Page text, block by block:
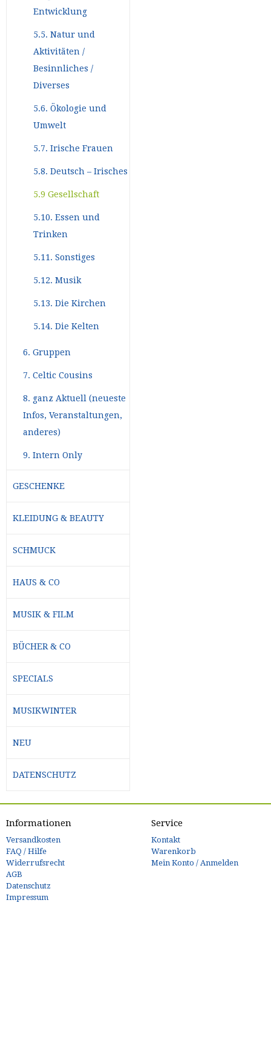
Entwicklung
5.5. Natur und
Aktivitäten /
Besinnliches /
Diverses
5.6. Ökologie und
Umwelt
5.7. Irische Frauen
5.8. Deutsch – Irisches
5.9 Gesellschaft
5.10. Essen und
Trinken
5.11. Sonstiges
5.12. Musik
5.13. Die Kirchen
5.14. Die Kelten
6. Gruppen
7. Celtic Cousins
8. ganz Aktuell (neueste
Infos, Veranstaltungen,
anderes)
9. Intern Only
GESCHENKE
KLEIDUNG & BEAUTY
SCHMUCK
HAUS & CO
MUSIK & FILM
BÜCHER & CO
SPECIALS
MUSIKWINTER
NEU
DATENSCHUTZ
Informationen
Versandkosten
FAQ / Hilfe
Widerrufsrecht
AGB
Datenschutz
Impressum
Service
Kontakt
Warenkorb
Mein Konto / Anmelden